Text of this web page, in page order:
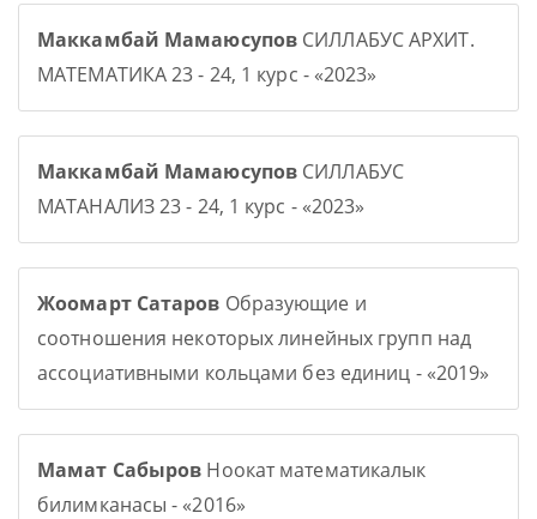
Маккамбай Мамаюсупов СИЛЛАБУС АРХИТ.
МАТЕМАТИКА 23 - 24, 1 курс - «2023»
Маккамбай Мамаюсупов СИЛЛАБУС
МАТАНАЛИЗ 23 - 24, 1 курс - «2023»
Жоомарт Сатаров Образующие и
соотношения некоторых линейных групп над
ассоциативными кольцами без единиц - «2019»
Мамат Сабыров Ноокат математикалык
билимканасы - «2016»